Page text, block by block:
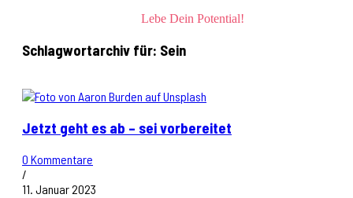
Lebe Dein Potential!
Schlagwortarchiv für: Sein
Jetzt geht es ab – sei vorbereitet
0 Kommentare
/
11. Januar 2023